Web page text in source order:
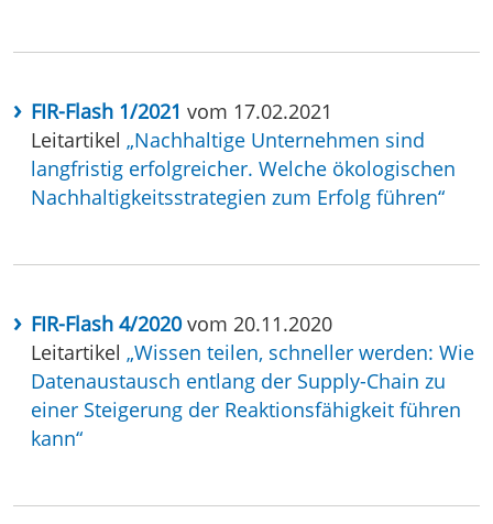
FIR-Flash 1/2021 vom 17.02.2021
Leitartikel „Nachhaltige Unternehmen sind
langfristig erfolgreicher. Welche ökologischen
Nachhaltigkeitsstrategien zum Erfolg führen“
FIR-Flash 4/2020vom 20.11.2020
Leitartikel „Wissen teilen, schneller werden: Wie
Datenaustausch entlang der Supply-Chain zu
einer Steigerung der Reaktionsfähigkeit führen
kann“